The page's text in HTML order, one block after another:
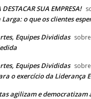
SUA EMPRESA!
o que os clientes
Equipes Divididas sobre
Equipes Divididas sobre
o exercício da Liderança
agilizam e democratizam